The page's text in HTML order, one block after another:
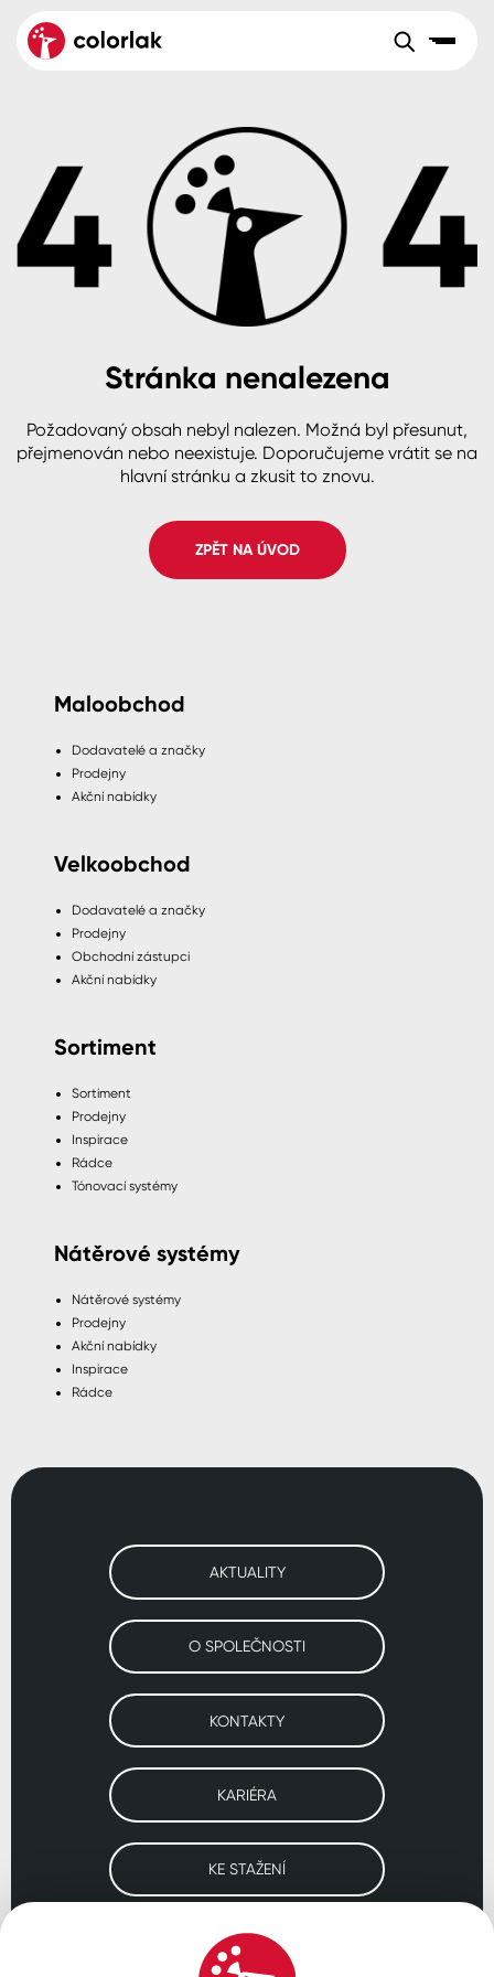
Velkoobchod Sortiment
Aktuality
Reference
O společnosti
B2B +420 800 145 555Po – Pá: 8:00–15:00
Česko
Slovensko Polsko Worldwide
Dřevo
Beton, asfalt, minerální podklady
Plast, sklo, keramika
Stěny
Fasády
Spreje
Colorlak Dekor
Colorlak Profi
Colorlak Pta
Stránka nenalezena
Požadovaný obsah nebyl nalezen. Možná byl přesunut,
přejmenován nebo neexistuje. Doporučujeme vrátit se na
hlavní stránku a zkusit to znovu.
ZPĚT NA ÚVOD
Maloobchod
Dodavatelé a značky
Prodejny
Akční nabídky
Velkoobchod
Dodavatelé a značky
Prodejny
Obchodní zástupci
Akční nabídky
Sortiment
Sortiment
Prodejny
Inspirace
Rádce
Tónovací systémy
Nátěrové systémy
Nátěrové systémy
Prodejny
Akční nabídky
Inspirace
Rádce
AKTUALITY
O SPOLEČNOSTI
KONTAKTY
KARIÉRA
KE STAŽENÍ
Navštivte naše pobočky